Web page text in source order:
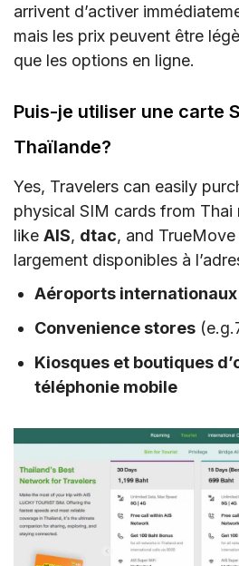
arrivent d’activer
mais les prix peuvent être
que les options en ligne.
Puis-je utiliser une carte
Thaïlande?
Yes, Travelers can easily
physical SIM cards from
like AIS, dtac, and
largement disponibles à
Aéroports internationaux
Convenience stores
Kiosques et boutiques
téléphonie mobile